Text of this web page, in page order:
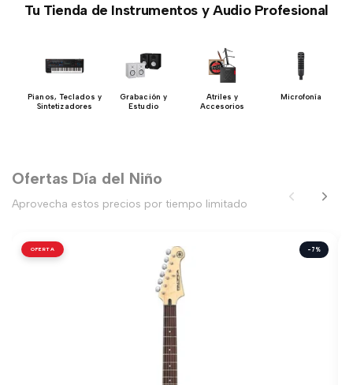
Tu Tienda de Instrumentos y Audio Profesional
Pianos, Teclados y
Sintetizadores
Grabación y
Estudio
Atriles y
Accesorios
Microfonía
Ofertas Día del Niño
Aprovecha estos precios por tiempo limitado
OFERTA -7%